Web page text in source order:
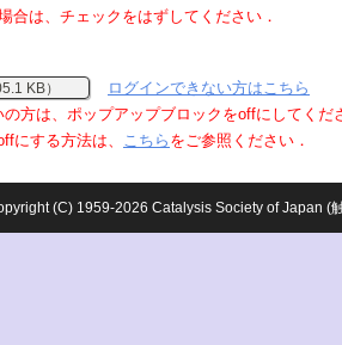
合は、チェックをはずしてください．
KB）
ログインできない方はこちら
方は、ポップアップブロックをoffにしてくだ
にする方法は、 こちら をご参照ください．
(C) 1959-2026 Catalysis Society of Japan (